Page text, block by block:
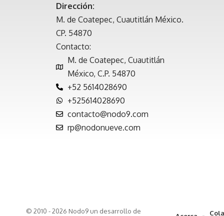
Dirección:
M. de Coatepec, Cuautitlán México.
CP. 54870
Contacto:
M. de Coatepec, Cuautitlán
México, C.P. 54870
+52 5614028690
+525614028690
contacto@nodo9.com
rp@nodonueve.com
© 2010 - 2026 Nodo9 un desarrollo de